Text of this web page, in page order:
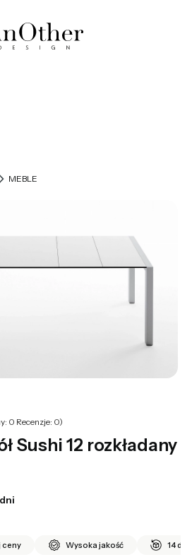
0. Zobacz szczegóły
MEBLE
0 Recenzje: 0)
Sushi 12 rozkładany
ceny Wysoka jakość 14 dni